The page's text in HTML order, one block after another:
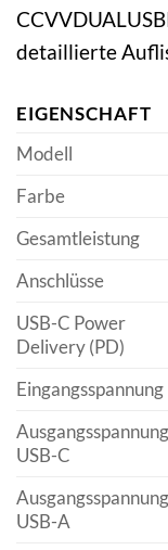
detaillierte
EIGENSCHAFT
Modell
Farbe
Gesamtleistung
Anschlüsse
USB-C Power
Delivery (PD)
Eingangsspannung
Ausgangsspannung
USB-C
Ausgangsspannung
USB-A